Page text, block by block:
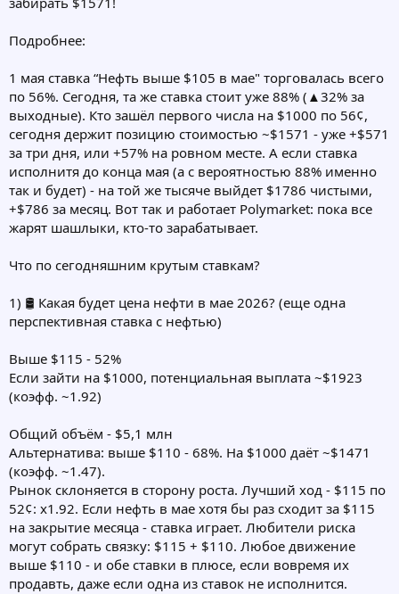
Подробнее:
1 мая ставка “Нефть выше $105 в мае" торговалась всего
по 56%. Сегодня, та же ставка стоит уже 88% (▲32% за
выходные). Кто зашёл первого числа на $1000 по 56¢,
сегодня держит позицию стоимостью ~$1571 - уже +$571
за три дня, или +57% на ровном месте. А если ставка
исполнитя до конца мая (а с вероятностью 88% именно
так и будет) - на той же тысяче выйдет $1786 чистыми,
+$786 за месяц. Вот так и работает Polymarket: пока все
жарят шашлыки, кто-то зарабатывает.
Что по сегодняшним крутым ставкам?
1) 🛢 Какая будет цена нефти в мае 2026? (еще одна
перспективная ставка с нефтью)
Выше $115 - 52%
Если зайти на $1000, потенциальная выплата ~$1923
(коэфф. ~1.92)
Общий объём - $5,1 млн
Альтернатива: выше $110 - 68%. На $1000 даёт ~$1471
(коэфф. ~1.47).
Рынок склоняется в сторону роста. Лучший ход - $115 по
52¢: х1.92. Если нефть в мае хотя бы раз сходит за $115
на закрытие месяца - ставка играет. Любители риска
могут собрать связку: $115 + $110. Любое движение
выше $110 - и обе ставки в плюсе, если вовремя их
продавть, даже если одна из ставок не исполнится.